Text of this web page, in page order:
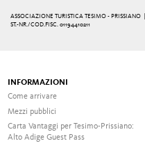
ASSOCIAZIONE TURISTICA TESIMO - PRISSIANO |
ST.-NR./COD.FISC. 01194410211
INFORMAZIONI
Come arrivare
Mezzi pubblici
Carta Vantaggi per Tesimo-Prissiano:
Alto Adige Guest Pass